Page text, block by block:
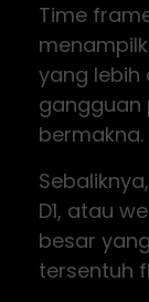
Time
yang lebih
gangguan
bermakna.
D1, atau
besar
tersentuh